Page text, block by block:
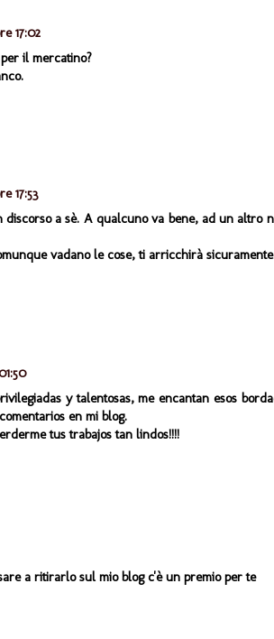
17:02
il mercatino?
17:53
discorso a sè. A qualcuno va bene, ad un altro
vadano le cose, ti arricchirà
y talentosas, me encantan esos
en mi blog.
tus trabajos tan lindos!!!!
a ritirarlo sul mio blog c'è un premio per te